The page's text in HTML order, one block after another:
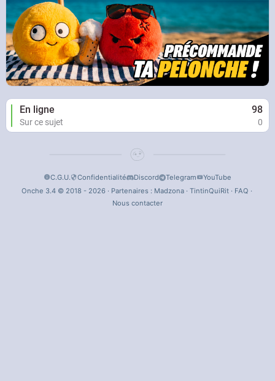
En ligne 98
Sur ce sujet 0
C.G.U. Confidentialité Discord Telegram
YouTube
Onche 3.4 © 2018 - 2026 · Partenaires : Madzona· TintinQuiRit· FAQ ·
Nous contacter